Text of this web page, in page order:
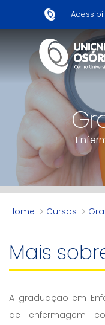
Home Cursos
Mais
A graduação em
de enfermagem